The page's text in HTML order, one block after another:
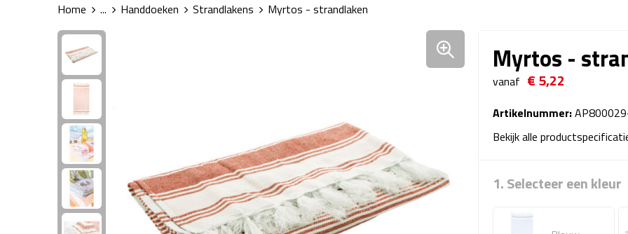
Home ... Handdoeken Strandlakens Myrtos - strandlaken
Myrtos -
vanaf € 5,22
Artikelnummer:
Bekijk alle
1. Selecteer een kleur